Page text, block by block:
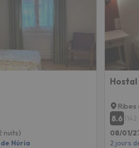
nuits)
Núria
8.6
08/01/
2 jours